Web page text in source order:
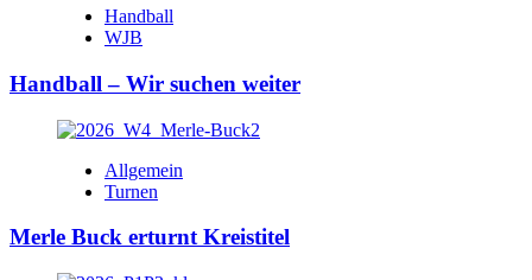
Handball
WJB
Handball – Wir suchen weiter
Allgemein
Turnen
Merle Buck erturnt Kreistitel